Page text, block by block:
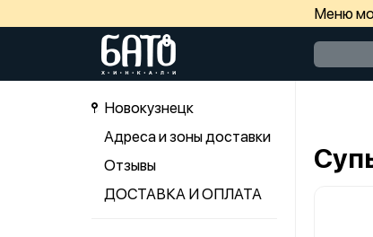
Меню
Новокузнецк
Адреса и зоны доставки
Отзывы
ДОСТАВКА И ОПЛАТА